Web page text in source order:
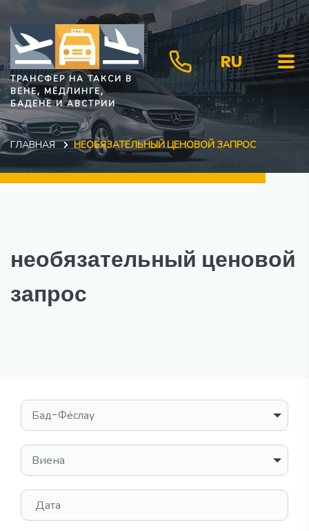
ТРАНСФЕР НА ТАКСИ В
ВЕНЕ, МЁДЛИНГЕ,
БАДЕНЕ И АВСТРИИ
RU
ГЛАВНАЯ НЕОБЯЗАТЕЛЬНЫЙ ЦЕНОВОЙ ЗАПРОС
необязательный ценовой
запрос
Выбрать место
Место назначения
Дата